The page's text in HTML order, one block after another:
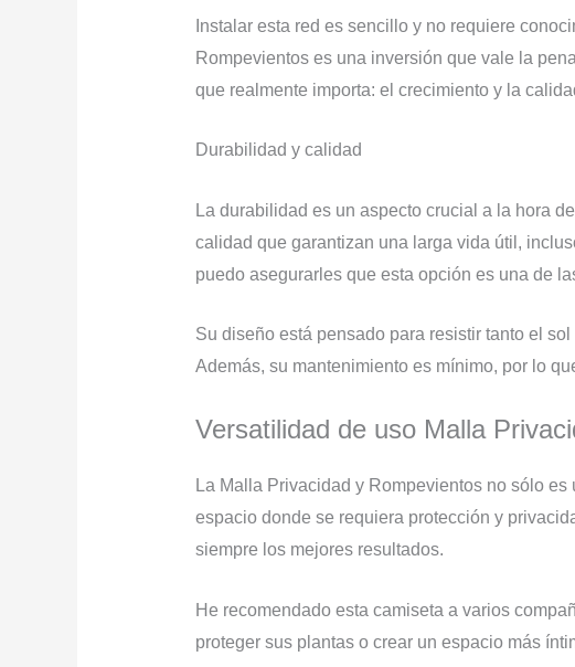
Instalar esta red es sencillo y no requiere
Rompevientos es una inversión que vale la
que realmente importa: el crecimiento y la
Durabilidad y calidad
La durabilidad es un aspecto crucial a la hora
calidad que garantizan una larga vida útil,
puedo asegurarles que esta opción es una de
Su diseño está pensado para resistir tanto el
Además, su mantenimiento es mínimo, por lo
Versatilidad de uso Malla
La Malla Privacidad y Rompevientos no sólo
espacio donde se requiera protección y
siempre los mejores resultados.
He recomendado esta camiseta a varios
proteger sus plantas o crear un espacio más